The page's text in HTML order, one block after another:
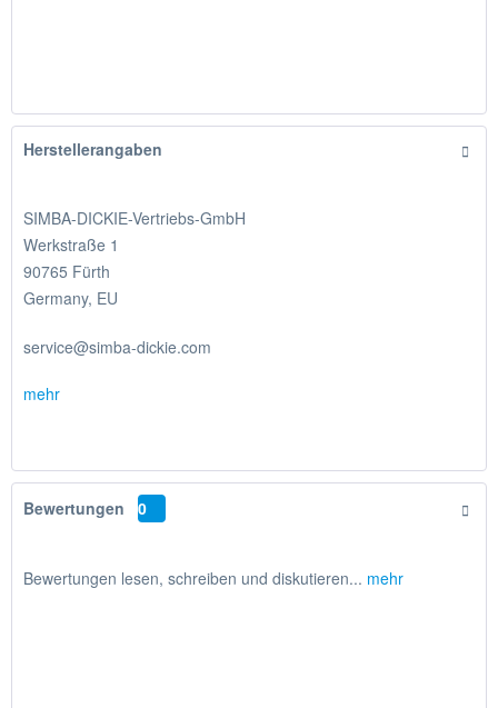
Herstellerangaben
SIMBA-DICKIE-Vertriebs-GmbH
Werkstraße 1
90765 Fürth
Germany, EU
service@simba-dickie.com
mehr
Bewertungen 0
Bewertungen lesen, schreiben und diskutieren... mehr